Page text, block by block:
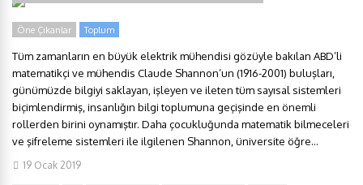
Öne Çıkanlar Toplum
Tüm zamanların en büyük elektrik mühendisi gözüyle bakılan ABD’li
matematikçi ve mühendis Claude Shannon’un (1916-2001) buluşları,
günümüzde bilgiyi saklayan, işleyen ve ileten tüm sayısal sistemleri
biçimlendirmiş, insanlığın bilgi toplumuna geçişinde en önemli
rollerden birini oynamıştır. Daha çocukluğunda matematik bilmeceleri
ve şifreleme sistemleri ile ilgilenen Shannon, üniversite öğre...
19 Ocak 2019